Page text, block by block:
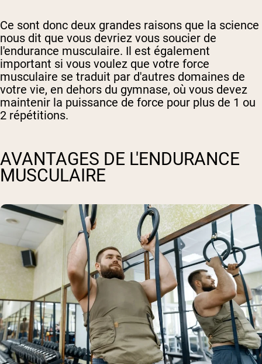
Ce sont donc deux grandes raisons que la science
nous dit que vous devriez vous soucier de
l'endurance musculaire. Il est également
important si vous voulez que votre force
musculaire se traduit par d'autres domaines de
votre vie, en dehors du gymnase, où vous devez
maintenir la puissance de force pour plus de 1 ou
2 répétitions.
AVANTAGES DE L'ENDURANCE
MUSCULAIRE